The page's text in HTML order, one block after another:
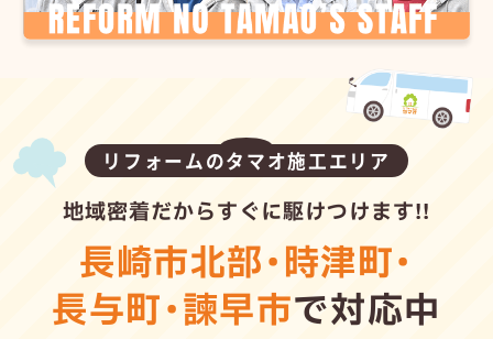
リフォームのタマオ施工エリア
地域密着だからすぐに駆けつけます!!
長崎市北部・時津町・
長与町・諫早市で対応中